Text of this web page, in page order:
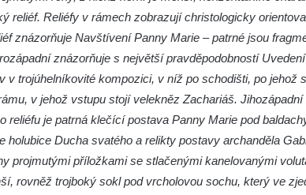
Tygr v ZOO Hluboká
Želva v ZOO Hluboká
Kozorožec horský v ZOO Hluboká
Včela v ZOO Hluboká
Housenka v ZOO Hluboká
Nosorožík v ZOO Hluboká
reliéf. Reliéfy v rámech zobrazují christologicky
znázorňuje Navštívení Panny Marie – patrné jsou
znázorňuje s největší pravděpodobností
v trojúhelníkovité kompozici, v níž po schodišti, po jehož
v jehož vstupu stojí velekněz Zachariáš.
reliéfu je patrná klečící postava Panny Marie pod
holubice Ducha svatého a relikty postavy archanděla
projmutými příložkami se stlačenými kanelovanými
rovněž trojboký sokl pod vrcholovou sochu, který ve